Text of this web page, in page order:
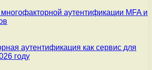
аутентификации MFA и
аутентификация как сервис для
году